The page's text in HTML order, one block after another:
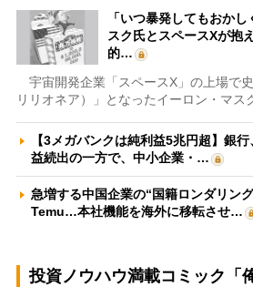
「いつ暴発してもおか
スク氏とスペースXが抱
的…
宇宙開発企業「スペースX」の上場で
リリオネア）」となったイーロン・マス
【3メガバンクは純利益5兆円超】銀
益続出の一方で、中小企業・…
急増する中国企業の“国籍ロンダリン
Temu…本社機能を海外に移転させ…
投資ノウハウ満載コミック「